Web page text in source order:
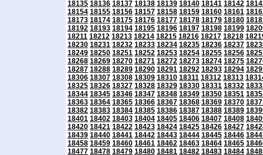
18135 18136 18137 18138 18139 18140 18141 18142
18154 18155 18156 18157 18158 18159 18160 18161
18173 18174 18175 18176 18177 18178 18179 18180
18192 18193 18194 18195 18196 18197 18198 18199
18211 18212 18213 18214 18215 18216 18217 18218
18230 18231 18232 18233 18234 18235 18236 18237
18249 18250 18251 18252 18253 18254 18255 18256
18268 18269 18270 18271 18272 18273 18274 18275
18287 18288 18289 18290 18291 18292 18293 18294
18306 18307 18308 18309 18310 18311 18312 18313
18325 18326 18327 18328 18329 18330 18331 18332
18344 18345 18346 18347 18348 18349 18350 18351
18363 18364 18365 18366 18367 18368 18369 18370
18382 18383 18384 18385 18386 18387 18388 18389
18401 18402 18403 18404 18405 18406 18407 18408
18420 18421 18422 18423 18424 18425 18426 18427
18439 18440 18441 18442 18443 18444 18445 18446
18458 18459 18460 18461 18462 18463 18464 18465
18477 18478 18479 18480 18481 18482 18483 18484